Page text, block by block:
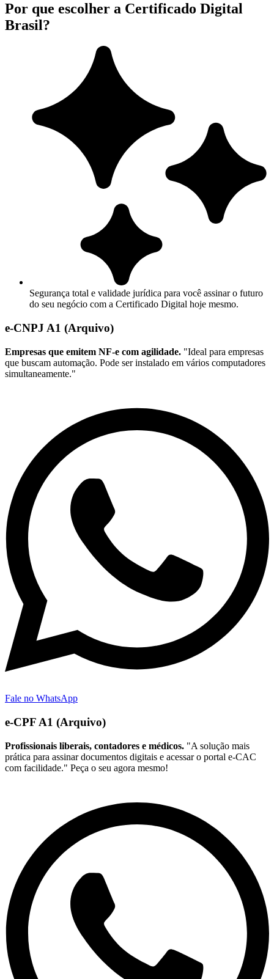
Por que escolher a Certificado Digital
Brasil?
Segurança total e validade jurídica para você assinar o futuro
do seu negócio com a Certificado Digital hoje mesmo.
e-CNPJ A1 (Arquivo)
Empresas que emitem NF-e com agilidade. "Ideal para empresas
que buscam automação. Pode ser instalado em vários computadores
simultaneamente."
Fale no WhatsApp
e-CPF A1 (Arquivo)
Profissionais liberais, contadores e médicos. "A solução mais
prática para assinar documentos digitais e acessar o portal e-CAC
com facilidade." Peça o seu agora mesmo!